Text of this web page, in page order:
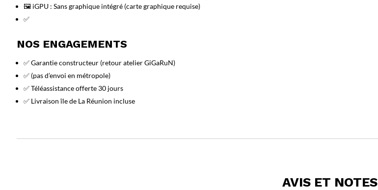
🖼️ iGPU : Sans graphique intégré (carte graphique requise)
✅
NOS ENGAGEMENTS
✅ Garantie constructeur (retour atelier GiGaRuN)
✅ (pas d’envoi en métropole)
✅ Téléassistance offerte 30 jours
✅ Livraison île de La Réunion incluse
AVIS ET NOTES